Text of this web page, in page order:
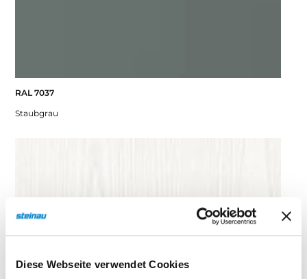
Diese Webseite verwendet Cookies
RAL 7037
Staubgrau